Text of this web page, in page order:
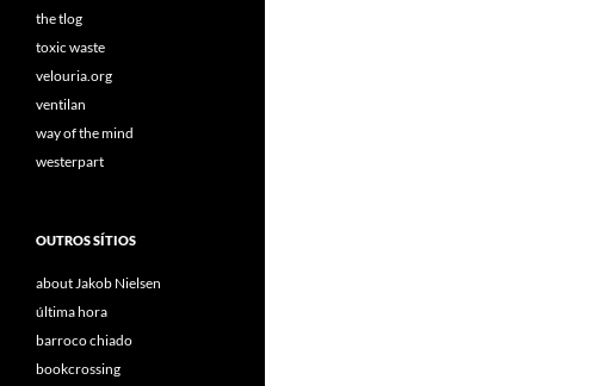
the tlog
toxic waste
velouria.org
ventilan
way of the mind
westerpart
OUTROS SÍTIOS
about Jakob Nielsen
última hora
barroco chiado
bookcrossing